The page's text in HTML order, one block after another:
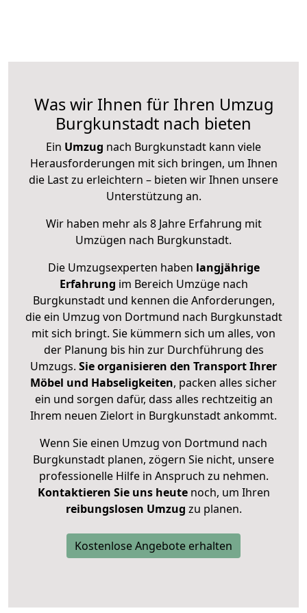
Was wir Ihnen für Ihren Umzug
Burgkunstadt nach bieten
Ein Umzug nach Burgkunstadt kann viele
Herausforderungen mit sich bringen, um Ihnen
die Last zu erleichtern – bieten wir Ihnen unsere
Unterstützung an.
Wir haben mehr als 8 Jahre Erfahrung mit
Umzügen nach Burgkunstadt.
Die Umzugsexperten haben langjährige
Erfahrung im Bereich Umzüge nach
Burgkunstadt und kennen die Anforderungen,
die ein Umzug von Dortmund nach Burgkunstadt
mit sich bringt. Sie kümmern sich um alles, von
der Planung bis hin zur Durchführung des
Umzugs. Sie organisieren den Transport Ihrer
Möbel und Habseligkeiten, packen alles sicher
ein und sorgen dafür, dass alles rechtzeitig an
Ihrem neuen Zielort in Burgkunstadt ankommt.
Wenn Sie einen Umzug von Dortmund nach
Burgkunstadt planen, zögern Sie nicht, unsere
professionelle Hilfe in Anspruch zu nehmen.
Kontaktieren Sie uns heutenoch, um Ihren
reibungslosen Umzug zu planen.
Kostenlose Angebote erhalten